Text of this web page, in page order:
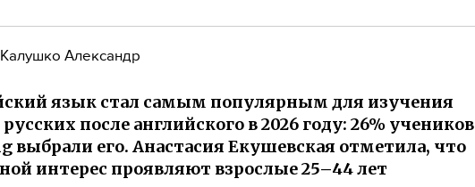
Калушко Александр
язык стал самым популярным для изучения
после английского в 2026 году: 26% учеников
выбрали его. Анастасия Екушевская отметила, что
интерес проявляют взрослые 25–44 лет